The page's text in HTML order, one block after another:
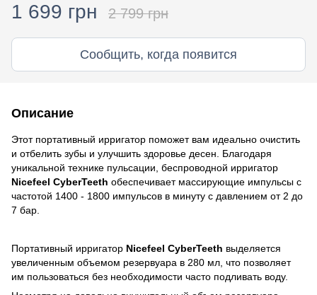
1 699 грн 2 799 грн
Сообщить, когда появится
Описание
Этот портативный ирригатор поможет вам идеально очистить
и отбелить зубы и улучшить здоровье десен. Благодаря
уникальной технике пульсации, беспроводной ирригатор
Nicefeel CyberTeeth обеспечивает массирующие импульсы с
частотой 1400 - 1800 импульсов в минуту с давлением от 2 до
7 бар.
Портативный ирригатор Nicefeel CyberTeeth выделяется
увеличенным объемом резервуара в 280 мл, что позволяет
им пользоваться без необходимости часто подливать воду.